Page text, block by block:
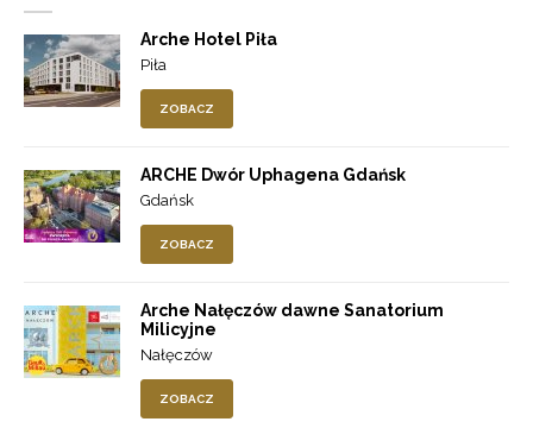
Arche Hotel Piła
Piła
ZOBACZ
ARCHE Dwór Uphagena Gdańsk
Gdańsk
ZOBACZ
Arche Nałęczów dawne Sanatorium
Milicyjne
Nałęczów
ZOBACZ